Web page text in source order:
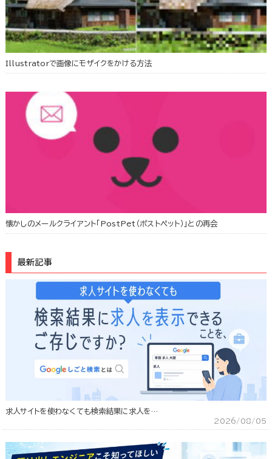
Illustratorで画像にモザイクをかける方法
懐かしのメールクライアント「PostPet（ポストペット）」との再会
最新記事
求人サイトを使わなくても検索結果に求人を…
2026/08/05